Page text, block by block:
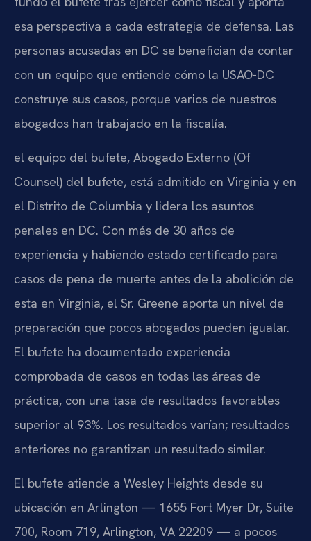
esa perspectiva a cada estrategia de defensa. Las
personas acusadas en DC se benefician de contar
con un equipo que entiende cómo la USAO-DC
construye sus casos, porque varios de nuestros
abogados han trabajado en la fiscalía.
el equipo del bufete, Abogado Externo (Of
Counsel) del bufete, está admitido en Virginia y en
el Distrito de Columbia y lidera los asuntos
penales en DC. Con más de 30 años de
experiencia y habiendo estado certificado para
casos de pena de muerte antes de la abolición de
esta en Virginia, el Sr. Greene aporta un nivel de
preparación que pocos abogados pueden igualar.
El bufete ha documentado experiencia
comprobada de casos en todas las áreas de
práctica, con una tasa de resultados favorables
superior al 93%. Los resultados varían; resultados
anteriores no garantizan un resultado similar.
El bufete atiende a Wesley Heights desde su
ubicación en Arlington — 1655 Fort Myer Dr, Suite
700, Room 719, Arlington, VA 22209 — a pocos